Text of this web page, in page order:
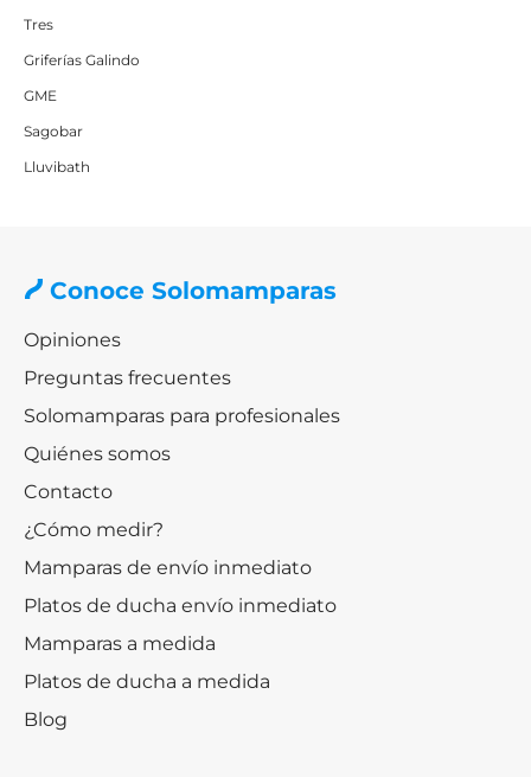
Tres
Griferías Galindo
GME
Sagobar
Lluvibath
Conoce Solomamparas
Opiniones
Preguntas frecuentes
Solomamparas para profesionales
Quiénes somos
Contacto
¿Cómo medir?
Mamparas de envío inmediato
Platos de ducha envío inmediato
Mamparas a medida
Platos de ducha a medida
Blog